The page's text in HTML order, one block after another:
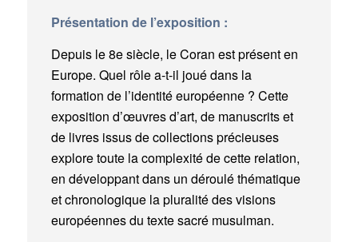
Présentation de l’exposition :
Depuis le 8e siècle, le Coran est présent en
Europe. Quel rôle a-t-il joué dans la
formation de l’identité européenne ? Cette
exposition d’œuvres d’art, de manuscrits et
de livres issus de collections précieuses
explore toute la complexité de cette relation,
en développant dans un déroulé thématique
et chronologique la pluralité des visions
européennes du texte sacré musulman.